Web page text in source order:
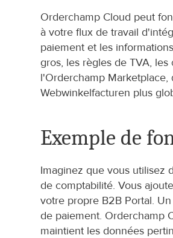
Orderchamp Cloud peut
à votre flux de travail
paiement et les
gros, les règles de TVA,
l'Orderchamp
Webwinkelfacturen plus
Exemple de
Imaginez que vous utilisez
de comptabilité. Vous
votre propre B2B Portal.
de paiement. Orderchamp
maintient les données